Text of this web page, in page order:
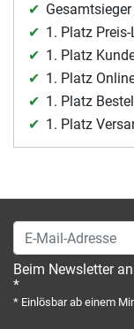
1. Platz
1. Platz
1. Platz
1. Platz
1. Platz
E-Mail-Adresse
Beim Newsletter
*
* Einlösbar ab einem